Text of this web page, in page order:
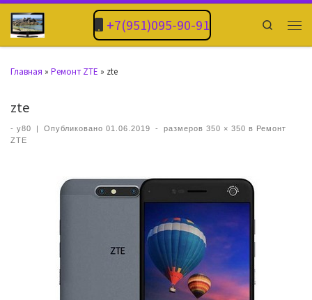
+7(951)095-90-91 Search
Главная » Ремонт ZTE » zte
zte
- y80 | Опубликовано01.06.2019 - размеров 350 × 350 в Ремонт
ZTE